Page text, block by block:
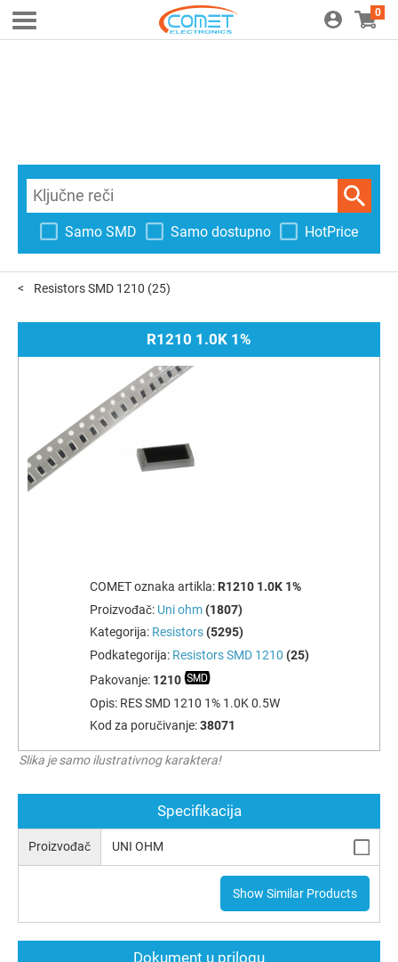
0
Samo SMD Samo dostupno HotPrice
Resistors SMD 1210 (25)
R1210 1.0K 1%
COMET oznaka artikla: R1210 1.0K 1%
Proizvođač: Uni ohm (1807)
Kategorija: Resistors (5295)
Podkategorija: Resistors SMD 1210 (25)
Pakovanje: 1210
Opis: RES SMD 1210 1% 1.0K 0.5W
Kod za poručivanje:38071
Slika je samo ilustrativnog karaktera!
Specifikacija
Proizvođač UNI OHM
Show Similar Products
Dokument u prilogu